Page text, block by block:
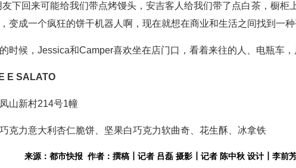
友下回来可能给我们带点烤馒头，安吉客人给我们带了点白茶，橱
变成一个疯狂的饼干机器人啊，现在就想在商业和生活之间找到一种
时候，Jessica和Camper喜欢坐在店门口，看着来往的人、电瓶车，
E SALATO
山新村214号1幢
克力意大利杏仁脆饼、坚果白巧克力软曲奇、花生酥、冰拿铁
来源：都市快报 作者：撰稿┃记者 吕磊 摄影┃记者 陈中秋 设计┃李前